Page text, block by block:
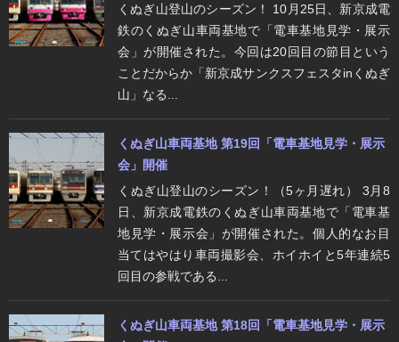
くぬぎ山登山のシーズン！ 10月25日、新京成電
鉄のくぬぎ山車両基地で「電車基地見学・展示
会」が開催された。今回は20回目の節目という
ことだからか「新京成サンクスフェスタinくぬぎ
山」なる...
くぬぎ山車両基地 第19回「電車基地見学・展示
会」開催
くぬぎ山登山のシーズン！（5ヶ月遅れ） 3月8
日、新京成電鉄のくぬぎ山車両基地で「電車基
地見学・展示会」が開催された。個人的なお目
当てはやはり車両撮影会、ホイホイと5年連続5
回目の参戦である...
くぬぎ山車両基地 第18回「電車基地見学・展示